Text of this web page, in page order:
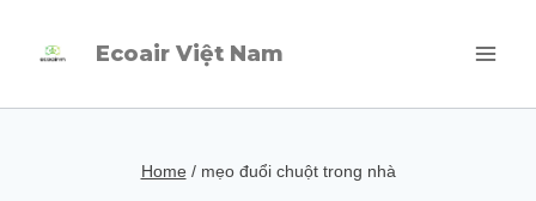
Ecoair Việt Nam
Home / mẹo đuổi chuột trong nhà